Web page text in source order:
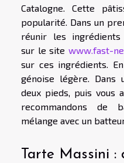
Catalogne. Cette
popularité. Dans un
réunir les ingrédients
sur le site www.fast-
sur ces ingrédients.
génoise légère. Dans
deux pieds, puis vous
recommandons de
mélange avec un
Tarte Massini :